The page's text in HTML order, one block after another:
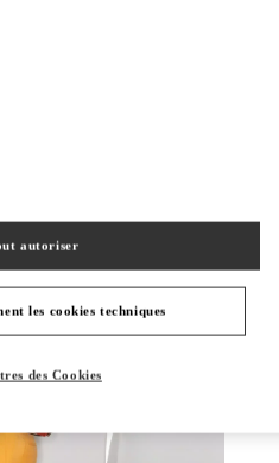
les cookies techniques
autoriser
des Cookies